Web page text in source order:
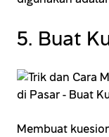
5. Buat
Membuat